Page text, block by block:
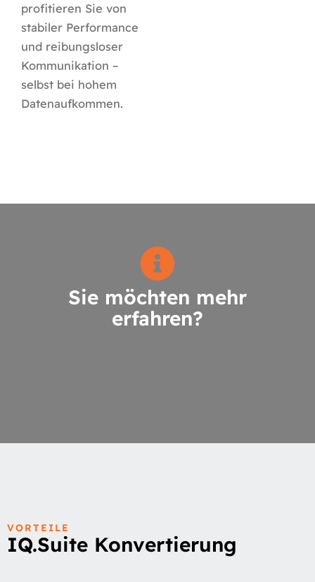
profitieren Sie von
stabiler Performance
und reibungsloser
Kommunikation –
selbst bei hohem
Datenaufkommen.
Sie möchten mehr
erfahren?
VORTEILE
IQ.Suite Konvertierung